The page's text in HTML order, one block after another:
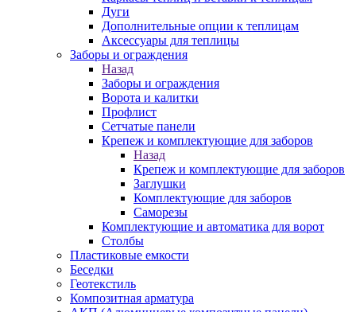
Дуги
Дополнительные опции к теплицам
Аксессуары для теплицы
Заборы и ограждения
Назад
Заборы и ограждения
Ворота и калитки
Профлист
Сетчатые панели
Крепеж и комплектующие для заборов
Назад
Крепеж и комплектующие для заборов
Заглушки
Комплектующие для заборов
Саморезы
Комплектующие и автоматика для ворот
Столбы
Пластиковые емкости
Беседки
Геотекстиль
Композитная арматура